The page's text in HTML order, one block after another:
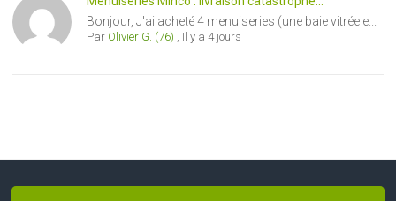
Bonjour, J'ai acheté 4 menuiseries (une baie vitrée e...
Par Olivier G. (76) Il y a 4 jours